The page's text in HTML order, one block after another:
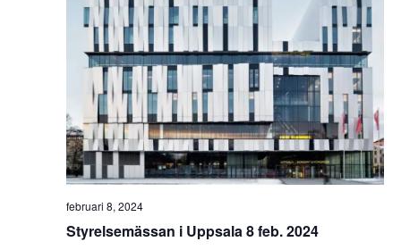
Styrelsemässan i Uppsala 8 feb. 2024
februari 8, 2024